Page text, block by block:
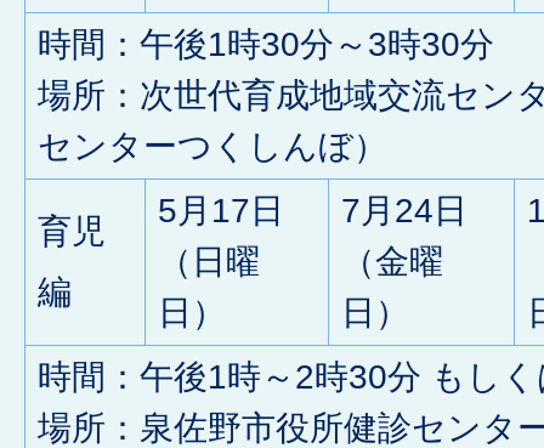
時間：午後1時30分～3時30分
場所：次世代育成地域交流セン
センターつくしんぼ）
育児
編
5月17日
（日曜
日）
7月24日
（金曜
日）
時間：午後1時～2時30分 もし
場所：泉佐野市役所健診センタ